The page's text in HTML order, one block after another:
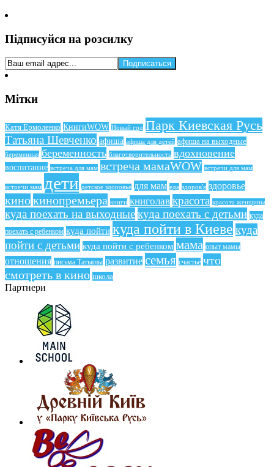
Підписуйся на розсилку
Мітки
Катя Ермоленко КнигиWOW Новый год Парк Киевская Русь
Татьяна Шевченко афиша афиша для детей афиша на выходные
беременная беременность благотворительность вдохновение
воспитание встреча для мам встреча мамаWOW встречи для мам
встречи мам дети детское здоровье для мам еда здоров'я здоровье
кинокинопремьера книги книголав красота красота женщины
куда поехать на выходныекуда поехать с детьми куда
поехать с ребенком куда пойти куда пойти в Киеве куда
пойти с детьми куда пойти с ребенком мама опыт мамы
отношения письма Татьяны развитие семья счастье что
смотреть в кино школа
Партнери